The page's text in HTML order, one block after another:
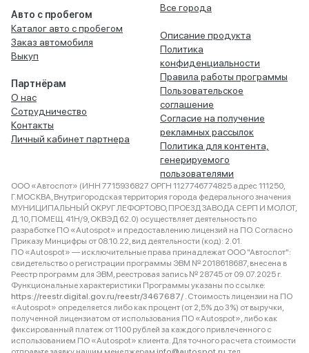
Авто с пробегом
Каталог авто с пробегом
Заказ автомобиля
Выкуп
Партнёрам
О нас
Сотрудничество
Контакты
Личный кабинет партнера
Все города
Описание продукта
Политика
конфиденциальности
Правила работы программы
Пользовательское
соглашение
Согласие на получение
рекламных рассылок
Политика для контента,
генерируемого
пользователями
ООО «Автоспот» (ИНН 7715936827 ОРГН 1127746774825 адрес 111250,
Г.МОСКВА, Внутригородская территория города федерального значения
МУНИЦИПАЛЬНЫЙ ОКРУГ ЛЕФОРТОВО, ПРОЕЗД ЗАВОДА СЕРП И МОЛОТ,
Д. 10, ПОМЕЩ. 41Н/9, ОКВЭД 62.0) осуществляет деятельность по
разработке ПО «Autospot» и предоставлению лицензий на ПО. Согласно
Приказу Минцифры от 08.10.22, вид деятельности (код): 2.01.
ПО «Autospot» — исключительные права принадлежат ООО "Автоспот":
свидетельство о регистрации программы ЭВМ № 2018618687, внесена в
Реестр программ для ЭВМ, реестровая запись № 28745 от 09.07.2025 г.
Функциональные характеристики Программы указаны по ссылке:
https://reestr.digital.gov.ru/reestr/3467687/ . Стоимость лицензии на ПО
«Autospot» определяется либо как процент (от 2,5% до 3%) от выручки,
полученной лицензиатом от использования ПО «Autospot», либо как
фиксированный платеж от 1100 рублей за каждого привлеченного с
использованием ПО «Autospot» клиента. Для точного расчета стоимости